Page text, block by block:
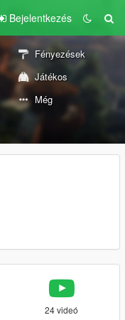
Bejelentkezés
Fényezések
Játékos
Még
24 videó